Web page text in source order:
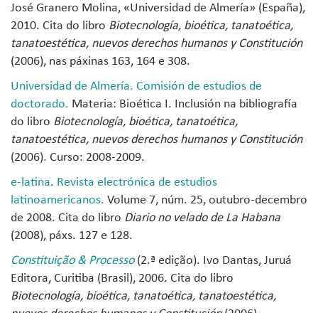
José Granero Molina, «Universidad de Almería» (España),
2010. Cita do libro Biotecnología, bioética, tanatoética,
tanatoestética, nuevos derechos humanos y Constitución
(2006), nas páxinas 163, 164 e 308.
Universidad de Almería. Comisión de estudios de
doctorado. Materia: Bioética I. Inclusión na bibliografía
do libro Biotecnología, bioética, tanatoética,
tanatoestética, nuevos derechos humanos y Constitución
(2006). Curso: 2008-2009.
e-latina. Revista electrónica de estudios
latinoamericanos. Volume 7, núm. 25, outubro-decembro
de 2008. Cita do libro Diario no velado de La Habana
(2008), páxs. 127 e 128.
Constituição & Processo(2.ª edição). Ivo Dantas, Juruá
Editora, Curitiba (Brasil), 2006. Cita do libro
Biotecnología, bioética, tanatoética, tanatoestética,